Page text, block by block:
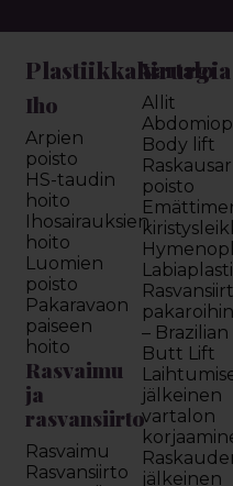
Plastiikkakirurgia
Iho
Arpien
poisto
HS-taudin
hoito
Ihosairauksien
hoito
Luomien
poisto
Pakaravaon
paiseen
hoito
Rasvaimu
ja
rasvansiirto
Rasvaimu
Rasvansiirto
Vartalo
Allit
Body lift
poisto
pakaroihin
– Brazilian
Butt Lift
jälkeinen
vartalon
jälkeinen